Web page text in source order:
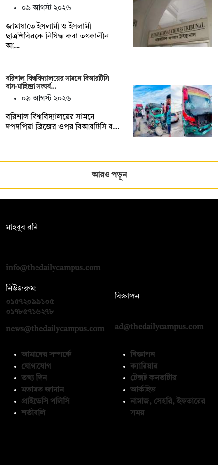
০৯ আগস্ট ২০২৬
জামায়াতে ইসলামী ও ইসলামী
ছাত্রশিবিরকে নিষিদ্ধ করা তৎকালীন
আ…
বরিশাল বিশ্ববিদ্যালয়ের সামনে বিআরটিসি
বাস-মাহিন্দ্রা সংঘর্ষ…
০৯ আগস্ট ২০২৬
বরিশাল বিশ্ববিদ্যালয়ের সামনে
দপদপিয়া ব্রিজের ওপর বিআরটিসি ব…
আরও পড়ুন
মাহবুব রনি
info@thedailycampus.com
নিউজরুম:
০১৫৭২০৯৯১০৫
০১৭৮৫৭১৬২৭৮
news@thedailycampus.com
বিজ্ঞাপন
ad@thedailycampus.com
আমাদের সম্পর্কে
যোগাযোগ
তথ্য দিন
মতামত জানান
প্রাইভেসি পলিসি
শর্তাবলি
বিজ্ঞাপন
ক্যারিয়ার
টেক্সট কনভার্টার
আর্কাইভ
নামাজ, সেহরি, ইফতারের
সময়